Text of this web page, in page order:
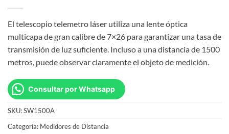
El telescopio telemetro láser utiliza una lente óptica
multicapa de gran calibre de 7×26 para garantizar una tasa de
transmisión de luz suficiente. Incluso a una distancia de 1500
metros, puede observar claramente el objeto de medición.
Consultar por Whatsapp
SKU:SW1500A
Categoría: Medidores de Distancia